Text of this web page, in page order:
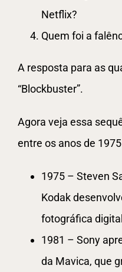
Netflix?
Quem foi a
A resposta para as
“Blockbuster”.
Agora veja essa
entre os anos de
1975 – Steven
Kodak
fotográfica
1981 – Sony
da Mavica, que